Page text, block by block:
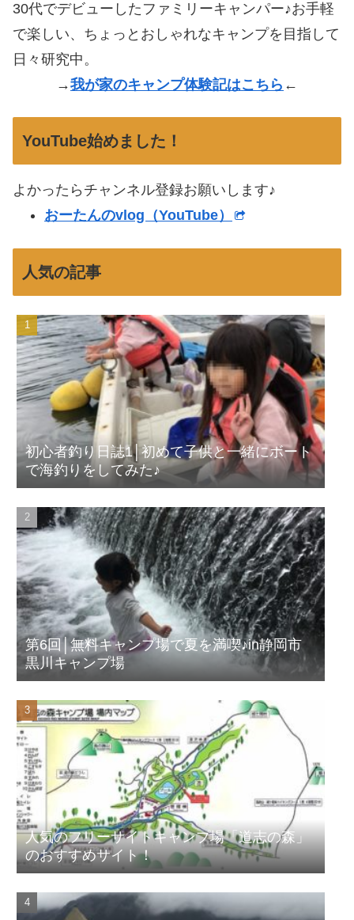
30代でデビューしたファミリーキャンパー♪お手軽
で楽しい、ちょっとおしゃれなキャンプを目指して
日々研究中。
→我が家のキャンプ体験記はこちら ←
YouTube始めました！
よかったらチャンネル登録お願いします♪
おーたんのvlog（YouTube）
人気の記事
初心者釣り日誌1│初めて子供と一緒にボート
で海釣りをしてみた♪
第6回│無料キャンプ場で夏を満喫♪in静岡市
黒川キャンプ場
人気のフリーサイトキャンプ場「道志の森」
のおすすめサイト！